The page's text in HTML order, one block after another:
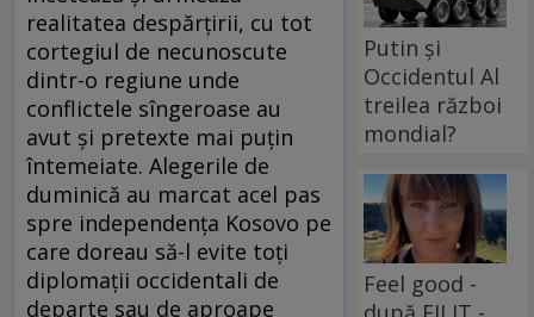
realitatea despărţirii, cu tot
cortegiul de necunoscute
dintr-o regiune unde
conflictele sîngeroase au
avut şi pretexte mai puţin
întemeiate. Alegerile de
duminică au marcat acel pas
spre independenţa Kosovo pe
care doreau să-l evite toţi
diplomaţii occidentali de
departe sau de aproape
Putin și
Occidentul Al
treilea război
mondial?
Feel good -